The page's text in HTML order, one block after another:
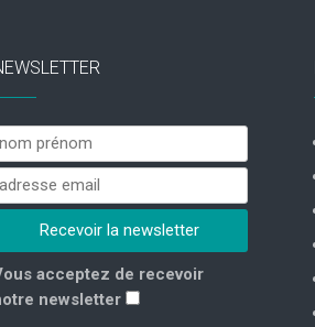
acceptez de recevoir
newsletter